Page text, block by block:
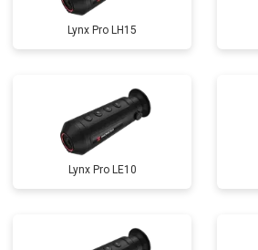
Lynx Pro LH15
Lynx Pro LE10